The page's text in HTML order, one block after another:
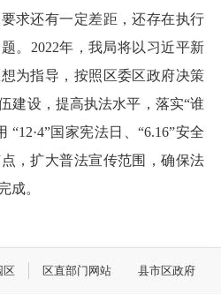
求还有一定差距，还存在执行
。2022年，我局将以习近平新
为指导，按照区委区政府决策
建设，提高执法水平，落实“谁
国家宪法日、“6.16”安全
，扩大普法宣传范围，确保法
成。
区 区直部门网站 县市区政府